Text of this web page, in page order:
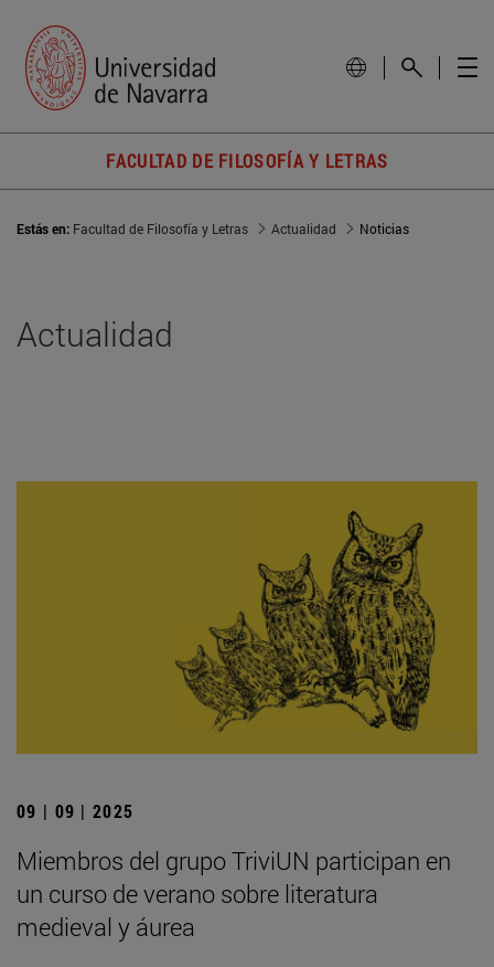
FACULTAD DE FILOSOFÍA Y LETRAS
Estás en: Facultad de Filosofía y Letras Actualidad Noticias
Actualidad
09 | 09 | 2025
Miembros del grupo TriviUN participan en
un curso de verano sobre literatura
medieval y áurea